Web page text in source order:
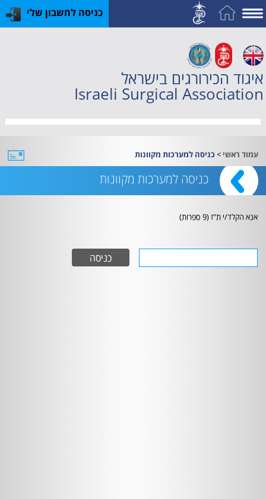
כניסה לחשבון שלי
איגוד הכירורגים בישראל
Israeli Surgical Association
על
האיגוד
חברות
וחוגים
תחום
האקדמיה
לכירורגיה
קורסים
פעילות
עמוד ראשי > כניסה למערכות מקוונות
כניסה למערכות מקוונות
אנא הקלד/י ת"ז (9 ספרות)